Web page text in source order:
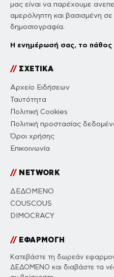
μας είναι να παρέχουμε
αμερόληπτη και βασισμένη
δημοσιογραφία.
Η ενημέρωσή σας, το πάθος
//ΣΧΕΤΙΚΑ
Αρχείο Ειδήσεων
Ταυτότητα
Πολιτική Cookies
Πολιτική προστασίας
Όροι χρήσης
Επικοινωνία
//NETWORK
ΔΕΔΟΜΕΝΟ
COUSCOUS
DIMOCRACY
//ΕΦΑΡΜΟΓΗ
Κατεβάστε τη δωρεάν
ΔΕΔΟΜΕΝΟ και διαβάστε τα